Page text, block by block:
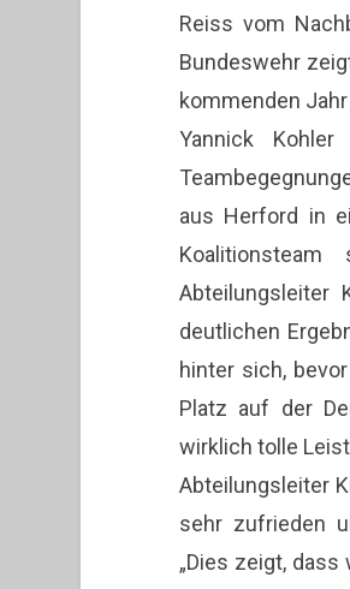
Reiss vom
Bundeswehr
kommenden
Yannick
aus Herford in
Abteilungsleiter
deutlichen
hinter sich,
Platz auf der
wirklich tolle
Abteilungsleiter
sehr zufrieden
„Dies zeigt,